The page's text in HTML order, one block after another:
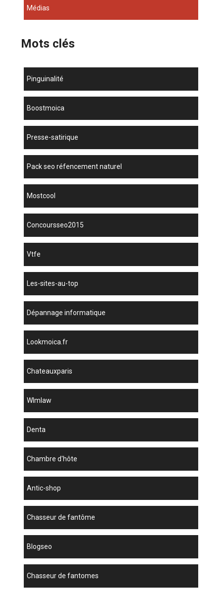
Médias
Mots clés
Pinguinalité
boostmoica
presse-satirique
pack seo réfencement naturel
mostcool
concoursseo2015
vtfe
les-sites-au-top
dépannage informatique
lookmoica.fr
chateauxparis
wlmlaw
denta
chambre d'hôte
antic-shop
chasseur de fantôme
blogseo
chasseur de fantomes